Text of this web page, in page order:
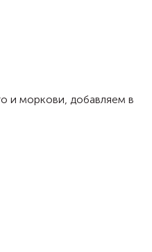
и моркови, добавляем в